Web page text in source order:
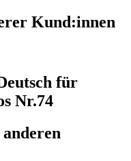
Kund:innen
für
Nr.74